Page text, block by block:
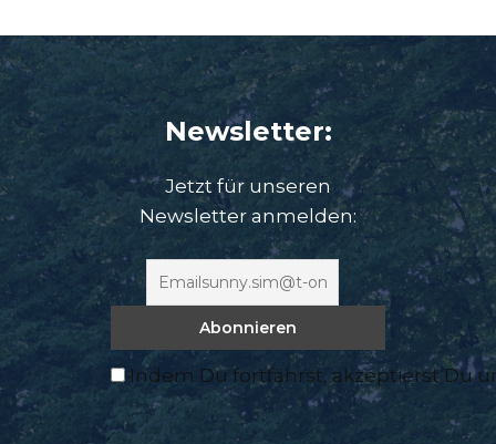
Newsletter:
Jetzt für unseren
Newsletter anmelden:
Indem Du fortfährst, akzeptierst Du